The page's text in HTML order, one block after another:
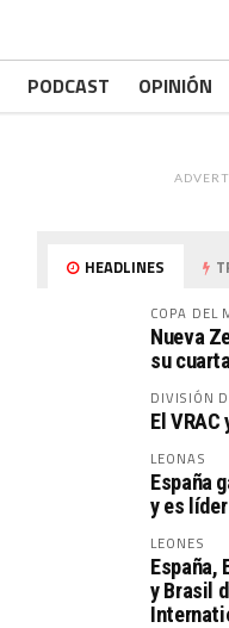
PODCAST OPINIÓN
HEADLINES
COPA DEL
Nueva
su
DIVISIÓN
El
LEONAS
España
y es
LEONES
España,
y Brasil